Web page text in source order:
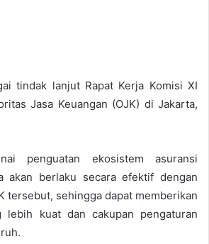
tindak lanjut Rapat Kerja Komisi XI
Jasa Keuangan (OJK) di Jakarta,
penguatan ekosistem asuransi
akan berlaku secara efektif dengan
tersebut, sehingga dapat memberikan
lebih kuat dan cakupan pengaturan